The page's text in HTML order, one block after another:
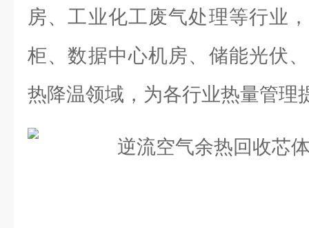
房、工业化工废气处理等行业
柜、数据中心机房、储能光伏
热降温领域，为各行业热量管理